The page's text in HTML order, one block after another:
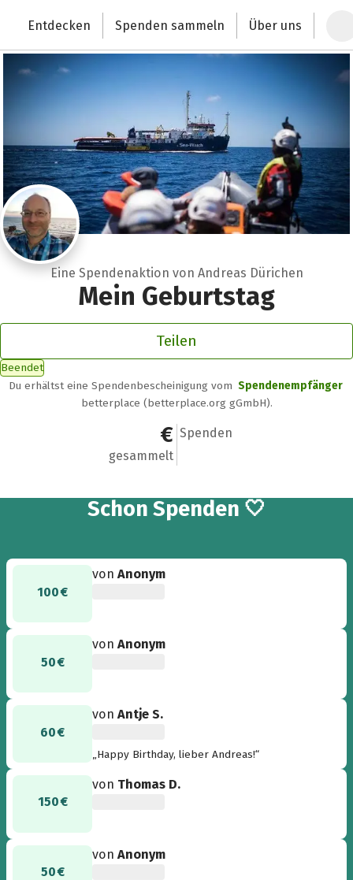
Deutschlands größte Spendenplattform
Entdecken Spenden sammeln Über uns
Eine Spendenaktion von Andreas Dürichen
Mein Geburtstag
Teilen
Beendet
Du erhältst eine Spendenbescheinigung vom Spendenempfänger
betterplace (betterplace.org gGmbH).
560 €
gesammelt
7
Spenden
Schon 7
Spenden 🤍
100 €
vonAnonym
50 €
vonAnonym
60 €
vonAntje S.
„Happy Birthday, lieber Andreas!“
150 €
von Thomas D.
50 €
vonAnonym